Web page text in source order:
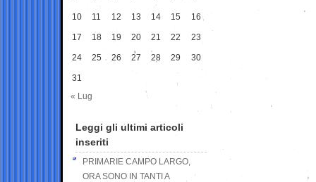
10 11 12 13 14 15 16
17 18 19 20 21 22 23
24 25 26 27 28 29 30
31
« Lug
Leggi gli ultimi articoli
inseriti
PRIMARIE CAMPO LARGO,
ORA SONO IN TANTI A